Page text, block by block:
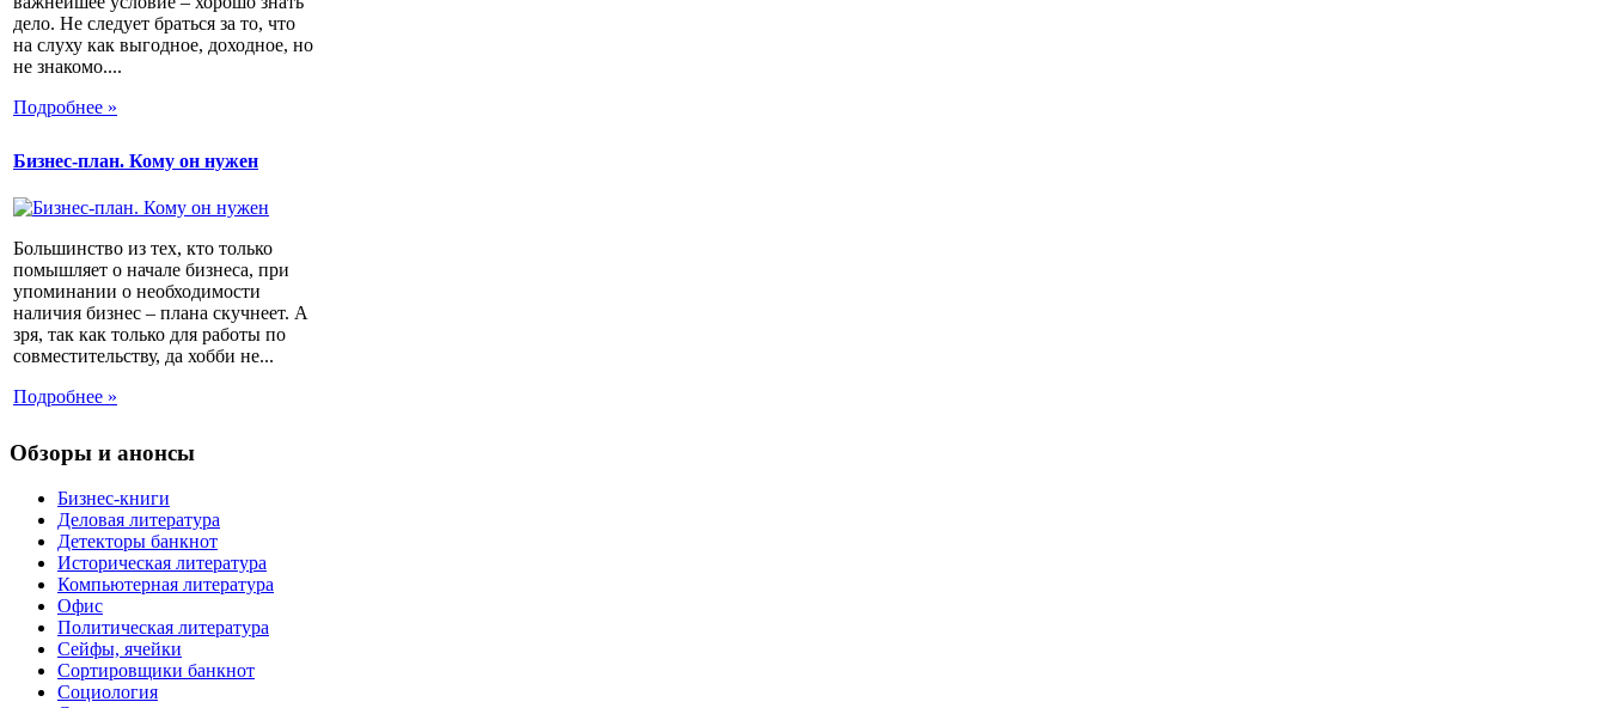
дело. Не следует браться за то, что
на слуху как выгодное, доходное, но
не знакомо....
Подробнее »
Бизнес-план. Кому он нужен
Большинство из тех, кто только
помышляет о начале бизнеса, при
упоминании о необходимости
наличия бизнес – плана скучнеет. А
зря, так как только для работы по
совместительству, да хобби не...
Подробнее »
Обзоры и анонсы
Бизнес-книги
Деловая литература
Детекторы банкнот
Историческая литература
Компьютерная литература
Офис
Политическая литература
Сейфы, ячейки
Сортировщики банкнот
Социология